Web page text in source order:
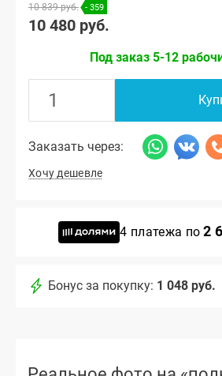
10 839 руб. - 359
10 480 руб.
Под заказ 5-12
Заказать через:
Хочу дешевле
4 платежа по2
Бонус за покупку: 1 048 руб.